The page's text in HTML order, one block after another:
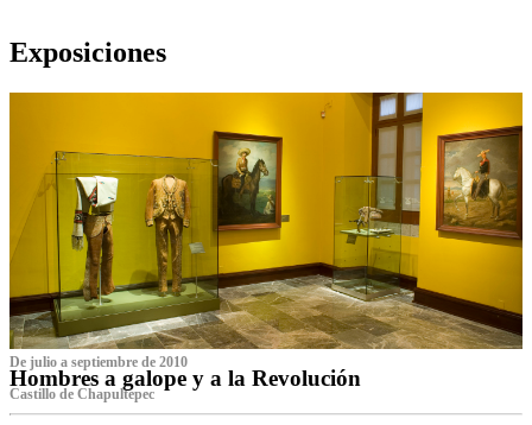
Exposiciones
De julio a septiembre de 2010
Hombres a galope y a la Revolución
Castillo de Chapultepec